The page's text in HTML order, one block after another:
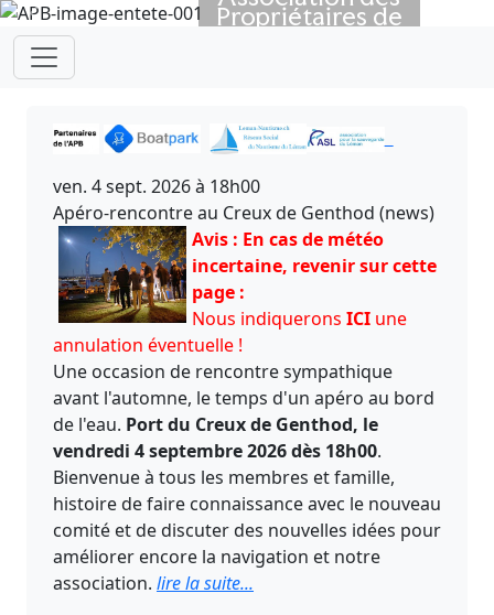
Propriétaires de
Bateaux
Previous
ven. 4 sept. 2026 à 18h00
Apéro-rencontre au Creux de Genthod (news)
Avis : En cas de météo
incertaine, revenir sur cette
page :
Nous indiqueronsICI une
annulation éventuelle !
Une occasion de rencontre sympathique
avant l'automne, le temps d'un apéro au bord
de l'eau. Port du Creux de Genthod, le
vendredi 4 septembre 2026 dès 18h00.
Bienvenue à tous les membres et famille,
histoire de faire connaissance avec le nouveau
comité et de discuter des nouvelles idées pour
améliorer encore la navigation et notre
association. lire la suite...